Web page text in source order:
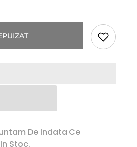
De Indata Ce
Stoc.